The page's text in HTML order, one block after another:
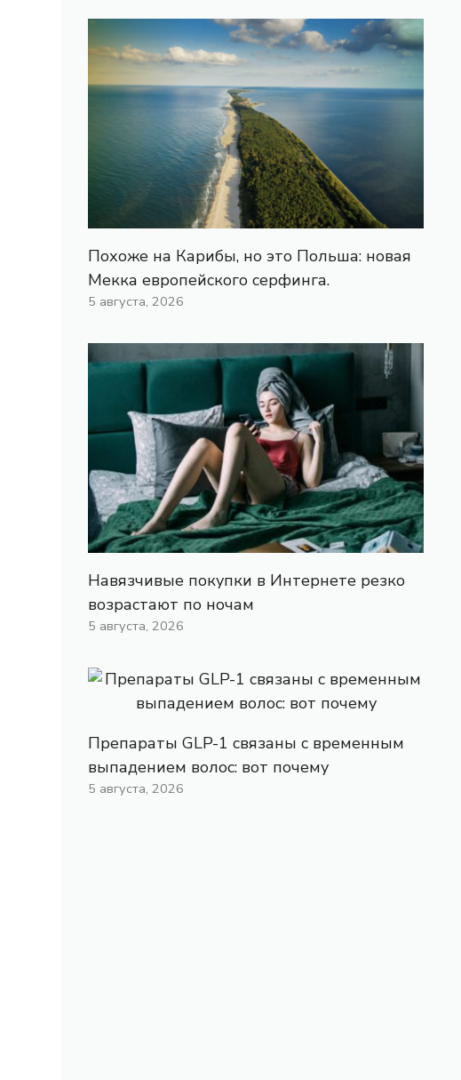
Похоже на Карибы, но это Польша: новая
Мекка европейского серфинга.
5 августа, 2026
Навязчивые покупки в Интернете резко
возрастают по ночам
5 августа, 2026
Препараты GLP-1 связаны с временным
выпадением волос: вот почему
5 августа, 2026